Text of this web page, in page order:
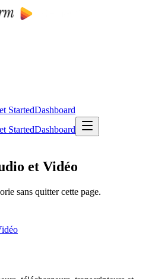
StartedDashboard
StartedDashboard
et Vidéo
sans quitter cette page.